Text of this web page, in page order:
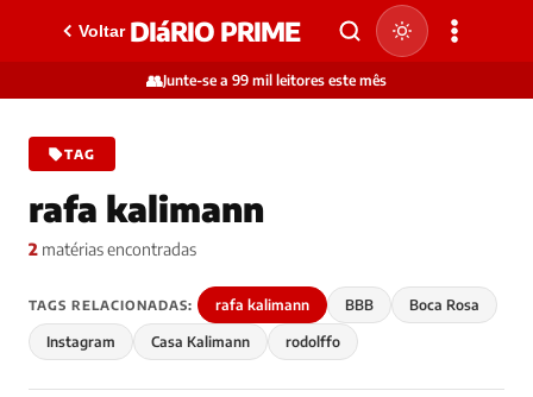
Voltar DIáRIO PRIME
👥Junte-se a 99 mil leitores este mês
TAG
rafa kalimann
2 matérias encontradas
TAGS RELACIONADAS: rafa kalimann BBB Boca Rosa
Instagram Casa Kalimann rodolffo